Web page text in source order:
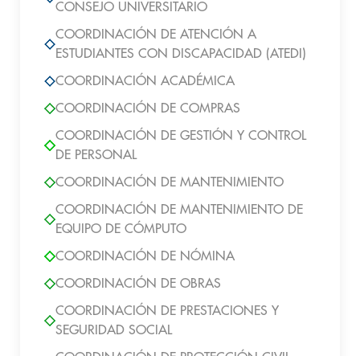
CONSEJO UNIVERSITARIO
COORDINACIÓN DE ATENCIÓN A
ESTUDIANTES CON DISCAPACIDAD (ATEDI)
COORDINACIÓN ACADÉMICA
COORDINACIÓN DE COMPRAS
COORDINACIÓN DE GESTIÓN Y CONTROL
DE PERSONAL
COORDINACIÓN DE MANTENIMIENTO
COORDINACIÓN DE MANTENIMIENTO DE
EQUIPO DE CÓMPUTO
COORDINACIÓN DE NÓMINA
COORDINACIÓN DE OBRAS
COORDINACIÓN DE PRESTACIONES Y
SEGURIDAD SOCIAL